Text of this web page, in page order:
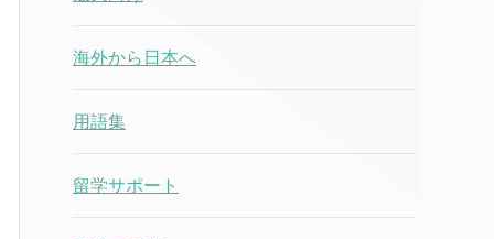
海外から日本へ
用語集
留学サポート